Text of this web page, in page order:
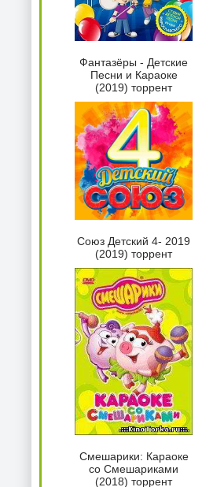
Фантазёры - Детские
Песни и Караоке
(2019) торрент
Союз Детский 4- 2019
(2019) торрент
Смешарики: Караоке
со Смешариками
(2018) торрент